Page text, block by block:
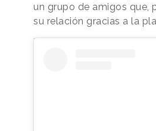
un grupo de amigos que,
su relación gracias a la